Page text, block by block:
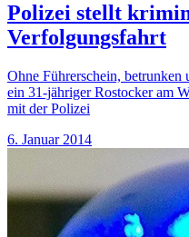
Polizei stellt
Verfolgungsfahrt
Ohne Führerschein, betrunken
ein 31-jähriger Rostocker am
mit der Polizei
6. Januar 2014